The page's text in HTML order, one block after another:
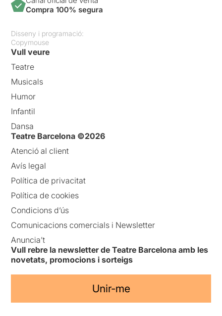
Compra 100% segura
Disseny i programació:
Copymouse
Vull veure
Teatre
Musicals
Humor
Infantil
Dansa
Teatre Barcelona ©2026
Atenció al client
Avís legal
Política de privacitat
Política de cookies
Condicions d’ús
Comunicacions comercials i Newsletter
Anuncia’t
Vull rebre la newsletter de Teatre Barcelona amb les
novetats, promocions i sorteigs
Unir-me